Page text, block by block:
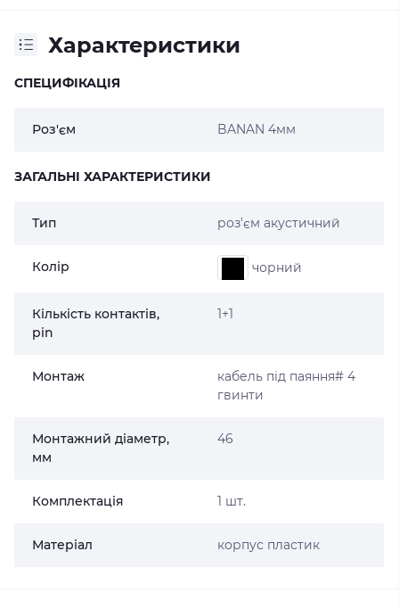
Характеристики
СПЕЦИФІКАЦІЯ
Роз'єм BANAN 4мм
ЗАГАЛЬНІ ХАРАКТЕРИСТИКИ
Тип роз'єм акустичний
Колір чорний
Кількість контактів,
pin
1+1
Монтаж
кабель під паяння# 4
гвинти
Монтажний діаметр,
мм
46
Комплектація 1 шт.
Матеріал корпус пластик